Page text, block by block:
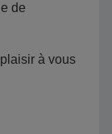
de
à vous